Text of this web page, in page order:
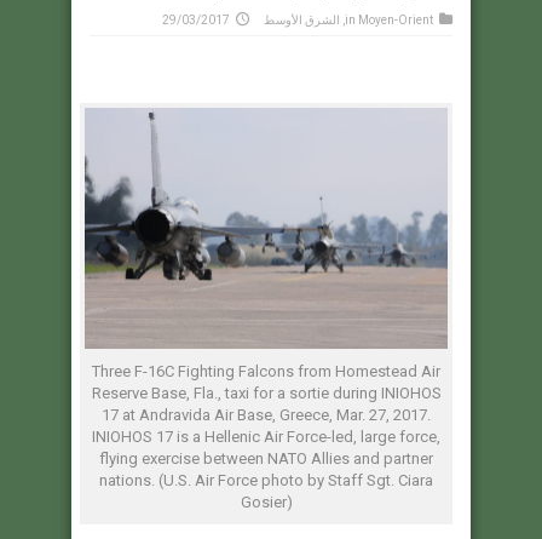
in Moyen-Orient الشرق الأوسط 29/03/2017
Three F-16C Fighting Falcons from Homestead Air
Reserve Base, Fla., taxi for a sortie during INIOHOS
17 at Andravida Air Base, Greece, Mar. 27, 2017.
INIOHOS 17 is a Hellenic Air Force-led, large force,
flying exercise between NATO Allies and partner
nations. (U.S. Air Force photo by Staff Sgt. Ciara
Gosier)